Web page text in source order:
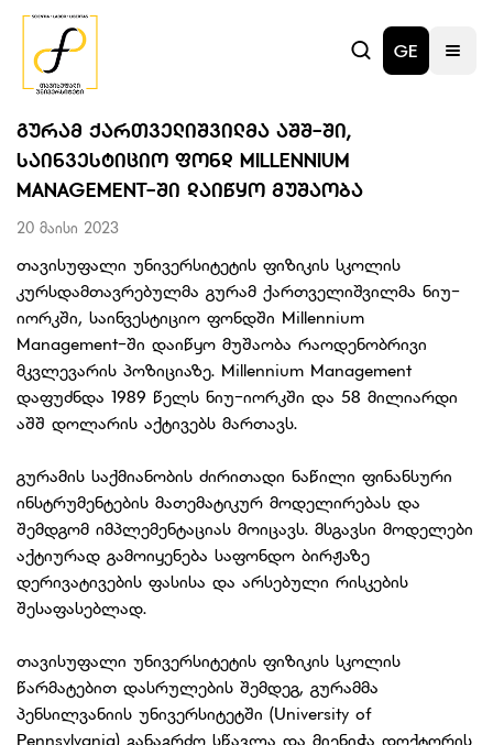
GE
ᲒᲣᲠᲐᲛ ᲥᲐᲠᲗᲕᲔᲚᲘᲨᲕᲘᲚᲛᲐ ᲐᲨᲨ-ᲨᲘ,
ᲡᲐᲘᲜᲕᲔᲡᲢᲘᲪᲘᲝ ᲤᲝᲜᲓ MILLENNIUM
MANAGEMENT-ᲨᲘ ᲓᲐᲘᲬᲧᲝ ᲛᲣᲨᲐᲝᲑᲐ
20 მაისი 2023
თავისუფალი უნივერსიტეტის ფიზიკის სკოლის
კურსდამთავრებულმა გურამ ქართველიშვილმა ნიუ-
იორკში, საინვესტიციო ფონდში Millennium
Management-ში დაიწყო მუშაობა რაოდენობრივი
მკვლევარის პოზიციაზე. Millennium Management
დაფუძნდა 1989 წელს ნიუ-იორკში და 58 მილიარდი
აშშ დოლარის აქტივებს მართავს.
გურამის საქმიანობის ძირითადი ნაწილი ფინანსური
ინსტრუმენტების მათემატიკურ მოდელირებას და
შემდგომ იმპლემენტაციას მოიცავს. მსგავსი მოდელები
აქტიურად გამოიყენება საფონდო ბირჟაზე
დერივატივების ფასისა და არსებული რისკების
შესაფასებლად.
თავისუფალი უნივერსიტეტის ფიზიკის სკოლის
წარმატებით დასრულების შემდეგ, გურამმა
პენსილვანიის უნივერსიტეტში (University of
Pennsylvania) განაგრძო სწავლა და მიენიჭა დოქტორის